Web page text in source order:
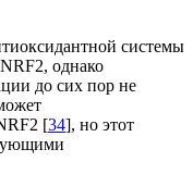
системы
однако
до сих пор не
[34], но этот